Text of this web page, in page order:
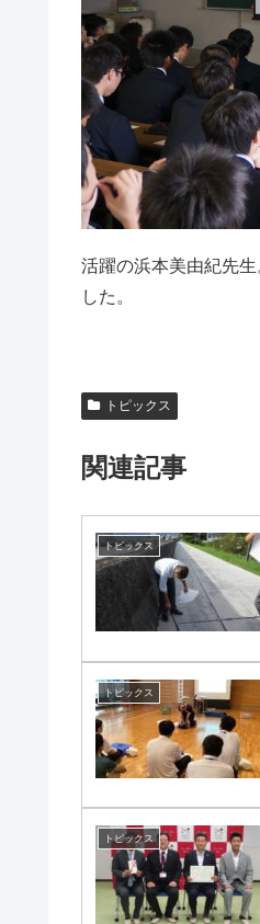
活躍の浜本美由紀先
した。
トピックス
関連記事
トピックス
トピックス
トピックス